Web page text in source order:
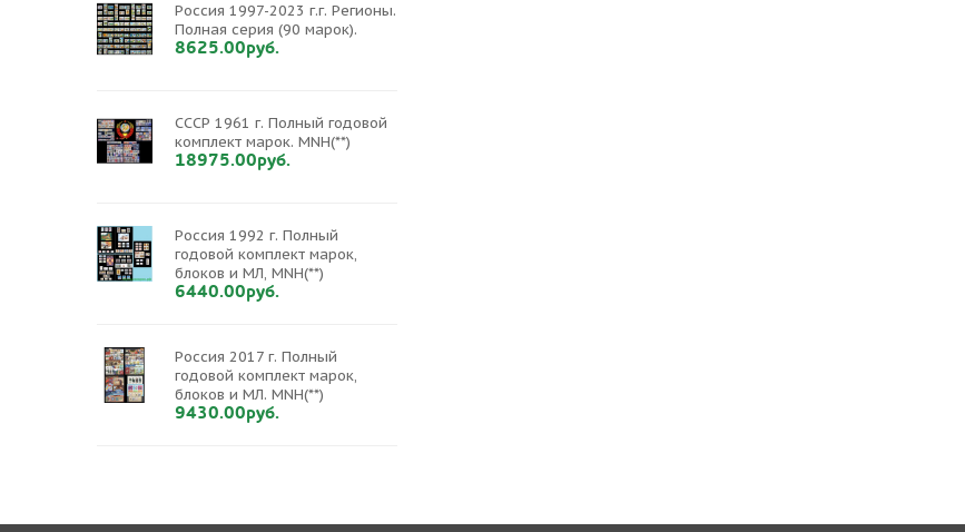
Россия 1997-2023 г.г. Регионы.
Полная серия (90 марок).
8625.00руб.
СССР 1961 г. Полный годовой
комплект марок. MNH(**)
18975.00руб.
Россия 1992 г. Полный
годовой комплект марок,
блоков и МЛ, MNH(**)
6440.00руб.
Россия 2017 г. Полный
годовой комплект марок,
блоков и МЛ. MNH(**)
9430.00руб.